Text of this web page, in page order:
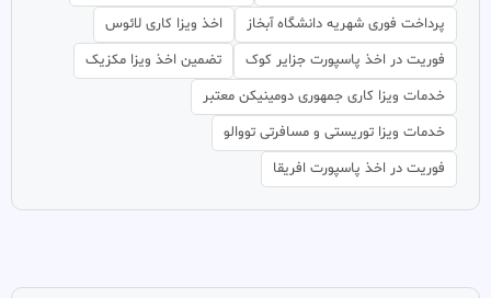
پرداخت فوری شهریه دانشگاه آبخاز
اخذ ویزا کاری لائوس
فوریت در اخذ پاسپورت جزایر کوک
تضمین اخذ ویزا مکزیک
خدمات ویزا کاری جمهوری دومینیکن معتبر
خدمات ویزا توریستی و مسافرتی تووالو
فوریت در اخذ پاسپورت افریقا